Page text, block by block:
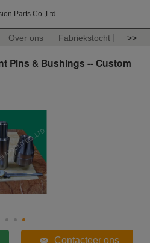
Parts Co.,Ltd.
Over ons Fabriekstocht >>
Pins & Bushings -- Custom
Contacteer ons